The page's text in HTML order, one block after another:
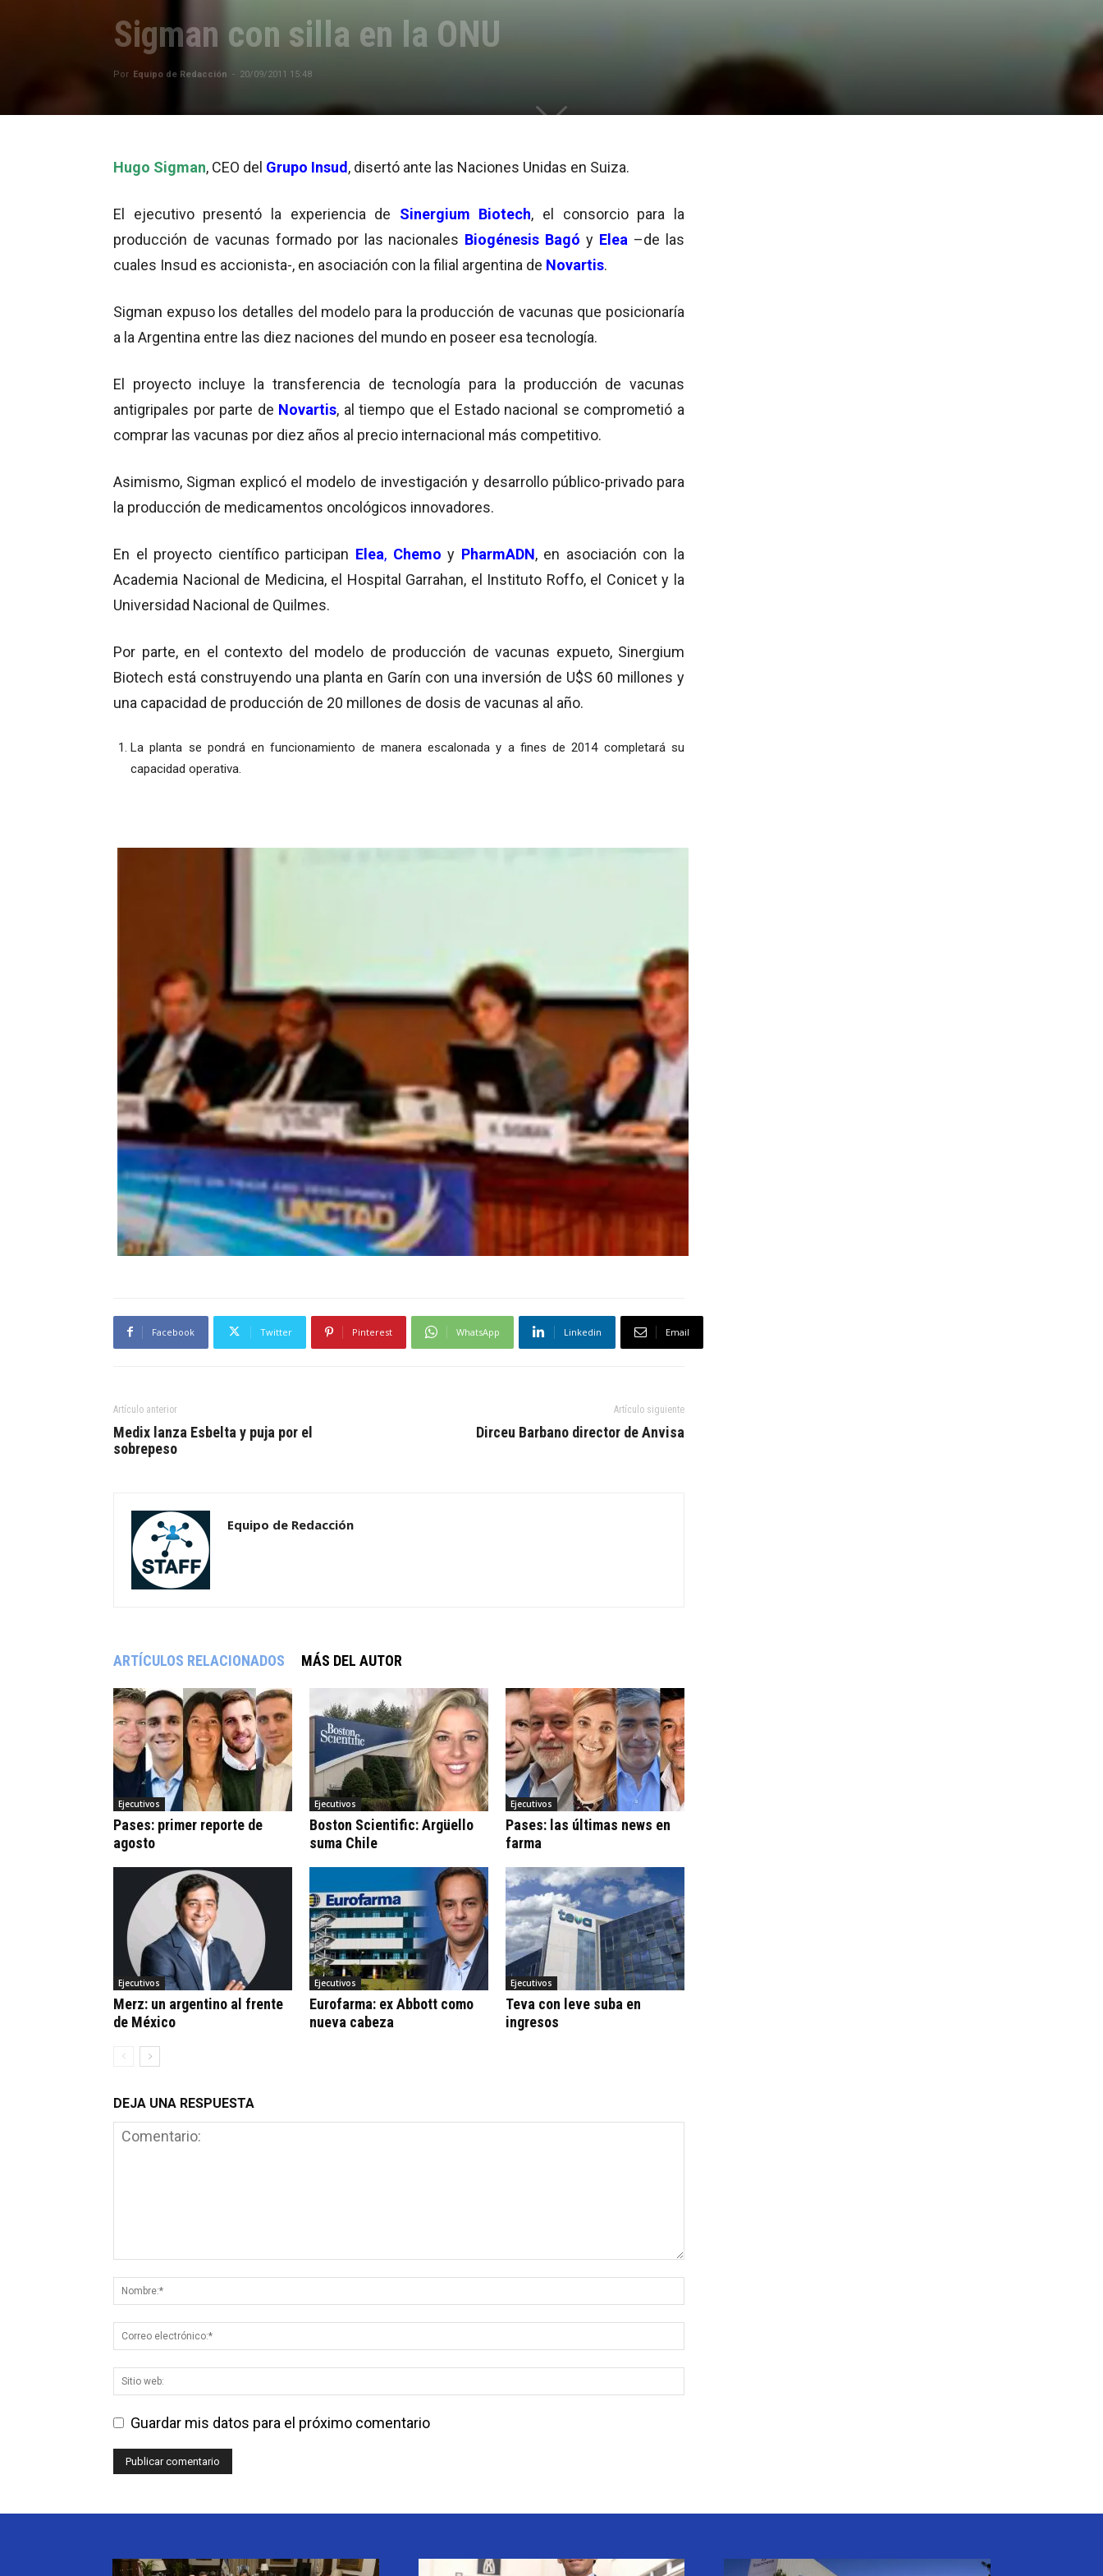
Sigman con silla en la ONU
Por Equipo de Redacción - 20/09/2011 15:48
Hugo Sigman, CEO del Grupo Insud, disertó ante las Naciones Unidas en Suiza.
El ejecutivo presentó la experiencia de Sinergium Biotech, el consorcio para la
producción de vacunas formado por las nacionales Biogénesis Bagó y Elea –de las
cuales Insud es accionista-, en asociación con la filial argentina de Novartis.
Sigman expuso los detalles del modelo para la producción de vacunas que posicionaría
a la Argentina entre las diez naciones del mundo en poseer esa tecnología.
El proyecto incluye la transferencia de tecnología para la producción de vacunas
antigripales por parte de Novartis, al tiempo que el Estado nacional se comprometió a
comprar las vacunas por diez años al precio internacional más competitivo.
Asimismo, Sigman explicó el modelo de investigación y desarrollo público-privado para
la producción de medicamentos oncológicos innovadores.
En el proyecto científico participan Elea, Chemo y PharmADN, en asociación con la
Academia Nacional de Medicina, el Hospital Garrahan, el Instituto Roffo, el Conicet y la
Universidad Nacional de Quilmes.
Por parte, en el contexto del modelo de producción de vacunas expueto, Sinergium
Biotech está construyendo una planta en Garín con una inversión de U$S 60 millones y
una capacidad de producción de 20 millones de dosis de vacunas al año.
La planta se pondrá en funcionamiento de manera escalonada y a fines de 2014 completará su
capacidad operativa.
Facebook Twitter Pinterest WhatsApp Linkedin Email
Artículo anterior
Medix lanza Esbelta y puja por el
sobrepeso
Artículo siguiente
Dirceu Barbano director de Anvisa
Equipo de Redacción
ARTÍCULOS RELACIONADOS MÁS DEL AUTOR
Ejecutivos
Pases: primer reporte de
agosto
Ejecutivos
Boston Scientific: Argüello
suma Chile
Ejecutivos
Pases: las últimas news en
farma
Ejecutivos
Merz: un argentino al frente
de México
Ejecutivos
Eurofarma: ex Abbott como
nueva cabeza
Ejecutivos
Teva con leve suba en
ingresos
DEJA UNA RESPUESTA
Guardar mis datos para el próximo comentario